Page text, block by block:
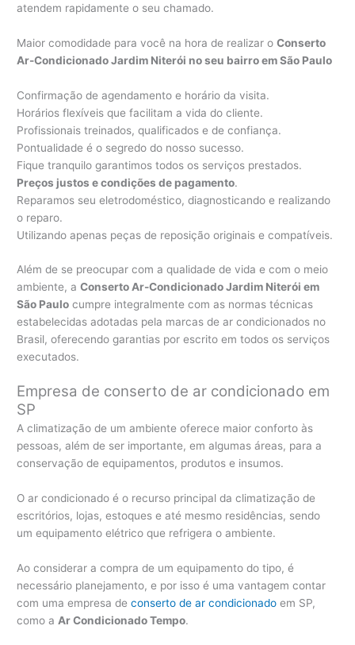
atendem rapidamente o seu chamado.
Maior comodidade para você na hora de realizar oConserto
Ar-Condicionado Jardim Niterói no seu bairro em São Paulo
Confirmação de agendamento e horário da visita.
Horários flexíveis que facilitam a vida do cliente.
Profissionais treinados, qualificados e de confiança.
Pontualidade é o segredo do nosso sucesso.
Fique tranquilo garantimos todos os serviços prestados.
Preços justos e condições de pagamento.
Reparamos seu eletrodoméstico, diagnosticando e realizando
o reparo.
Utilizando apenas peças de reposição originais e compatíveis.
Além de se preocupar com a qualidade de vida e com o meio
ambiente, aConserto Ar-Condicionado Jardim Niterói em
São Paulo cumpre integralmente com as normas técnicas
estabelecidas adotadas pela marcas de ar condicionados no
Brasil, oferecendo garantias por escrito em todos os serviços
executados.
Empresa de conserto de ar condicionado em
SP
A climatização de um ambiente oferece maior conforto às
pessoas, além de ser importante, em algumas áreas, para a
conservação de equipamentos, produtos e insumos.
O ar condicionado é o recurso principal da climatização de
escritórios, lojas, estoques e até mesmo residências, sendo
um equipamento elétrico que refrigera o ambiente.
Ao considerar a compra de um equipamento do tipo, é
necessário planejamento, e por isso é uma vantagem contar
com uma empresa deconserto de ar condicionado em SP,
como a Ar Condicionado Tempo.